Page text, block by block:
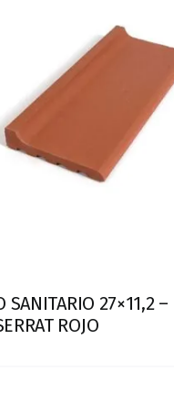
SANITARIO 27×11,2 –
ROJO